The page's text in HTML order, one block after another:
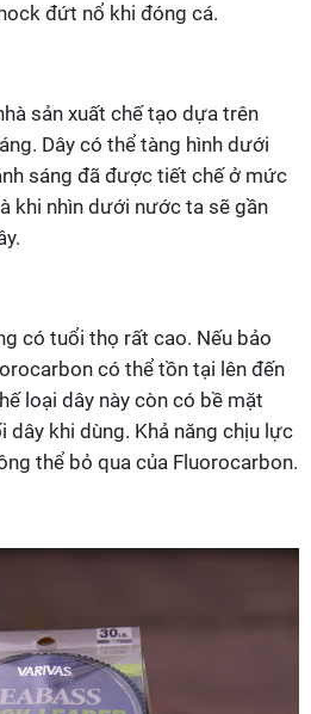
đứt nổ khi đóng cá.
sản xuất chế tạo dựa trên
Dây có thể tàng hình dưới
sáng đã được tiết chế ở mức
khi nhìn dưới nước ta sẽ gần
có tuổi thọ rất cao. Nếu bảo
có thể tồn tại lên đến
loại dây này còn có bề mặt
dây khi dùng. Khả năng chịu lực
thể bỏ qua của Fluorocarbon.